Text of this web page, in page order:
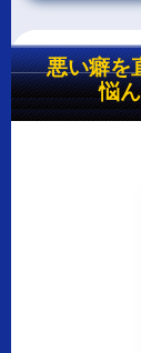
悪い癖を
悩